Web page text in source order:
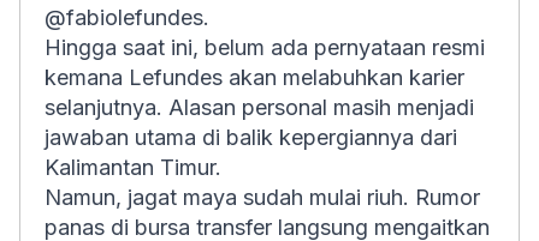
@fabiolefundes.
Hingga saat ini, belum ada pernyataan resmi
kemana Lefundes akan melabuhkan karier
selanjutnya. Alasan personal masih menjadi
jawaban utama di balik kepergiannya dari
Kalimantan Timur.
Namun, jagat maya sudah mulai riuh. Rumor
panas di bursa transfer langsung mengaitkan